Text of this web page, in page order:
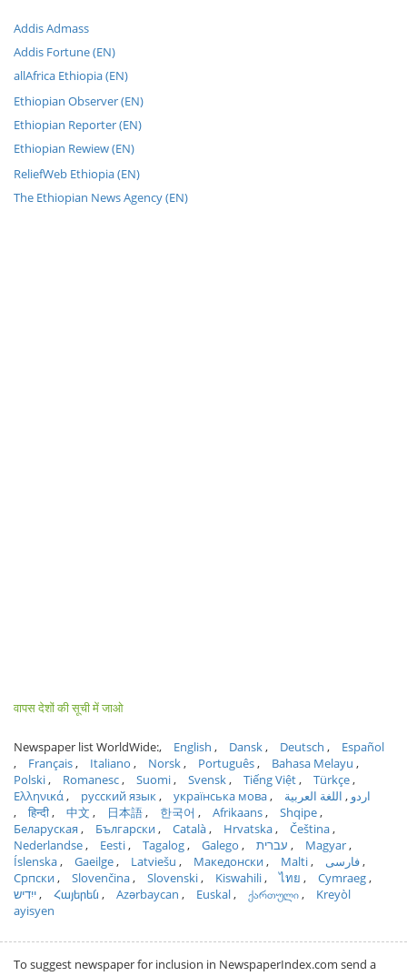
Addis Admass
Addis Fortune (EN)
allAfrica Ethiopia (EN)
Ethiopian Observer (EN)
Ethiopian Reporter (EN)
Ethiopian Rewiew (EN)
ReliefWeb Ethiopia (EN)
The Ethiopian News Agency (EN)
वापस देशों की सूची में जाओ
Newspaper list WorldWide: English Dansk Deutsch
Español
Français
Italiano Norsk Português
Bahasa Melayu
Polski
Romanesc Suomi Svensk Tiếng Việt
Türkçe
Ελληνικά
русский язык українська мова اردو
اللغة العربية
हिन्दी
中文 日本語 한국어 Afrikaans
Shqipe
Беларуская
Български Català Hrvatska
Čeština
Nederlandse
Eesti Tagalog Galego עברית
Magyar
Íslenska
Gaeilge Latviešu Македонски Malti
فارسی
Српски
Slovenčina Slovenski Kiswahili ไทย
Cymraeg
ייִדיש
Հայերեն Azərbaycan Euskal ქართული
Kreyòl
ayisyen
To suggest newspaper for inclusion in NewspaperIndex.com send a